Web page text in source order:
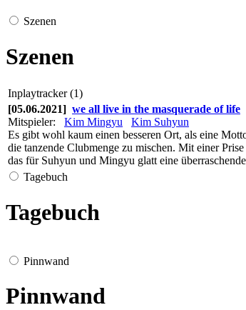
Szenen
Szenen
Inplaytracker (1)
[05.06.2021] we all live in the masquerade of life
Mitspieler: Kim Mingyu
Kim Suhyun
Es gibt wohl kaum einen besseren Ort, als eine
die tanzende Clubmenge zu mischen. Mit einer
das für Suhyun und Mingyu glatt eine
Tagebuch
Tagebuch
Pinnwand
Pinnwand